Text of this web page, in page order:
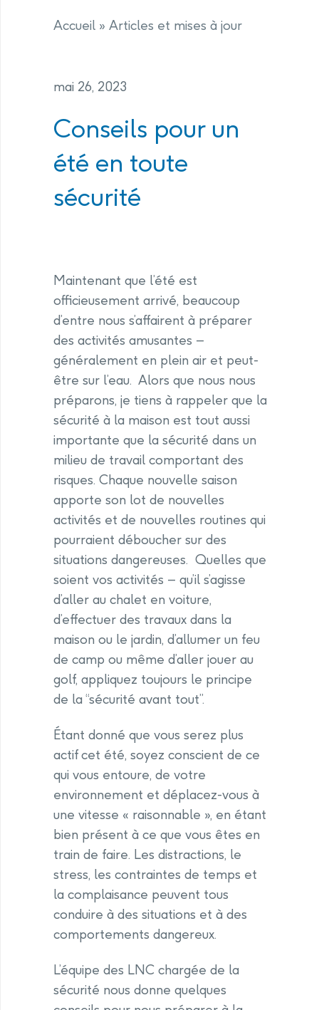
Accueil » Articles et mises à jour
mai 26, 2023
Conseils pour un
été en toute
sécurité
Maintenant que l’été est
officieusement arrivé, beaucoup
d’entre nous s’affairent à préparer
des activités amusantes –
généralement en plein air et peut-
être sur l’eau. Alors que nous nous
préparons, je tiens à rappeler que la
sécurité à la maison est tout aussi
importante que la sécurité dans un
milieu de travail comportant des
risques. Chaque nouvelle saison
apporte son lot de nouvelles
activités et de nouvelles routines qui
pourraient déboucher sur des
situations dangereuses. Quelles que
soient vos activités – qu’il s’agisse
d’aller au chalet en voiture,
d’effectuer des travaux dans la
maison ou le jardin, d’allumer un feu
de camp ou même d’aller jouer au
golf, appliquez toujours le principe
de la “sécurité avant tout”.
Étant donné que vous serez plus
actif cet été, soyez conscient de ce
qui vous entoure, de votre
environnement et déplacez-vous à
une vitesse « raisonnable », en étant
bien présent à ce que vous êtes en
train de faire. Les distractions, le
stress, les contraintes de temps et
la complaisance peuvent tous
conduire à des situations et à des
comportements dangereux.
L’équipe des LNC chargée de la
sécurité nous donne quelques